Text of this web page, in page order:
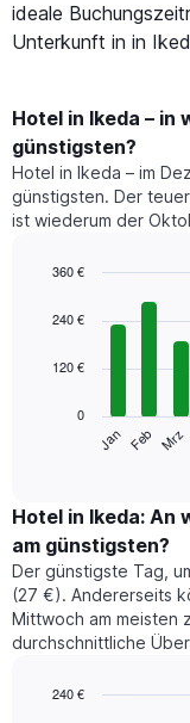
ideale
Unterkunft in in
Hotel in Ikeda – in
günstigsten?
Hotel in Ikeda – im
günstigsten. Der
ist wiederum der
chart
bars.
folgende
den
durchschnittlichen
Zimmerpreis
im
jeweiligen
Monat
an.
Diagramm
graphic.
Jan Feb Mrz
0
120 €
240 €
360 €
Hotel in Ikeda: An
am günstigsten?
Der günstigste Tag,
(27 €). Andererseits
Mittwoch am meisten
durchschnittliche
240 €